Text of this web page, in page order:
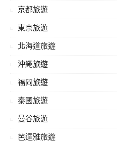
京都旅遊
東京旅遊
北海道旅遊
沖繩旅遊
福岡旅遊
泰國旅遊
曼谷旅遊
芭達雅旅遊